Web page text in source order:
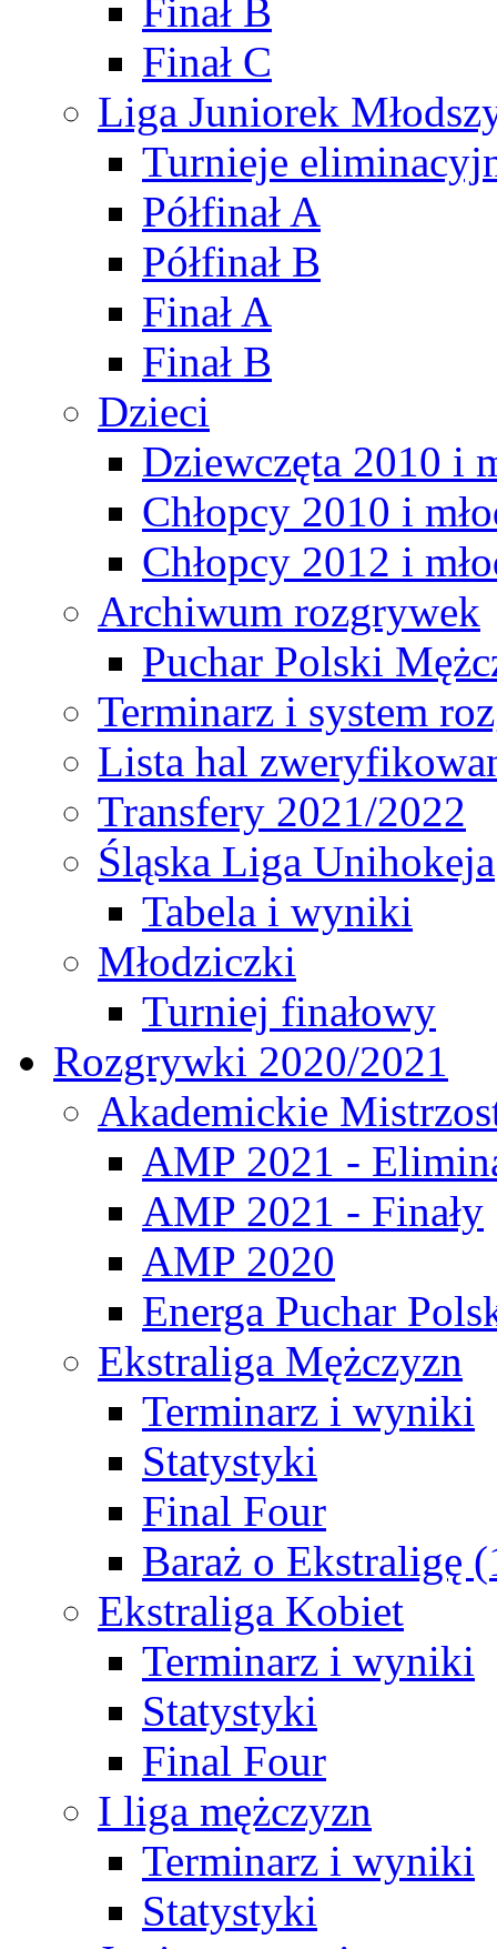
Finał B
Finał C
Liga Juniorek
Turnieje
Półfinał A
Półfinał B
Finał A
Finał B
Dzieci
Dziewczęta 2010 i
Chłopcy 2010 i
Chłopcy 2012 i
Archiwum rozgrywek
Puchar Polski
Terminarz i system
Lista hal
Transfery 2021/2022
Śląska Liga Unihokeja
Tabela i wyniki
Młodziczki
Turniej finałowy
Rozgrywki 2020/2021
Akademickie
AMP 2021 -
AMP 2021 - Finały
AMP 2020
Energa Puchar
Ekstraliga Mężczyzn
Terminarz i wyniki
Statystyki
Final Four
Baraż o Ekstraligę
Ekstraliga Kobiet
Terminarz i wyniki
Statystyki
Final Four
I liga mężczyzn
Terminarz i wyniki
Statystyki